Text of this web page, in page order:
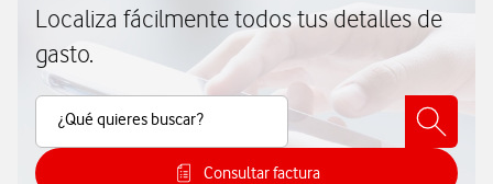
Localiza fácilmente todos tus detalles de
gasto.
¿Qué quieres buscar?
Buscar Contenido
Consultar factura